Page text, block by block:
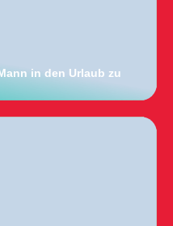
in den Urlaub zu